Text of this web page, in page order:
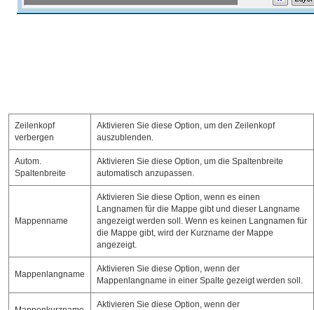
Zeilenkopf
verbergen
Aktivieren Sie diese Option, um den Zeilenkopf
auszublenden.
Autom.
Spaltenbreite
Aktivieren Sie diese Option, um die Spaltenbreite
automatisch anzupassen.
Mappenname
Aktivieren Sie diese Option, wenn es einen
Langnamen für die Mappe gibt und dieser Langname
angezeigt werden soll. Wenn es keinen Langnamen für
die Mappe gibt, wird der Kurzname der Mappe
angezeigt.
Mappenlangname
Aktivieren Sie diese Option, wenn der
Mappenlangname in einer Spalte gezeigt werden soll.
Aktivieren Sie diese Option, wenn der